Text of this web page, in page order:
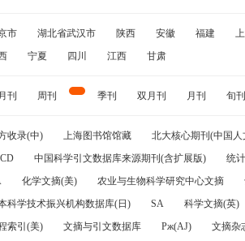
市 湖北省武汉市 陕西 安徽 福建
宁夏 四川 江西 甘肃
刊 周刊 季刊 双月刊 月刊 旬刊
收录(中) 上海图书馆馆藏 北大核心期刊(中国
中国科学引文数据库来源期刊(含扩展版) 统
化学文摘(美) 农业与生物科学研究中心文摘
科学技术振兴机构数据库(日)
SA 科学文摘(英)
索引(美)
文摘与引文数据库 Pж(AJ) 文摘杂